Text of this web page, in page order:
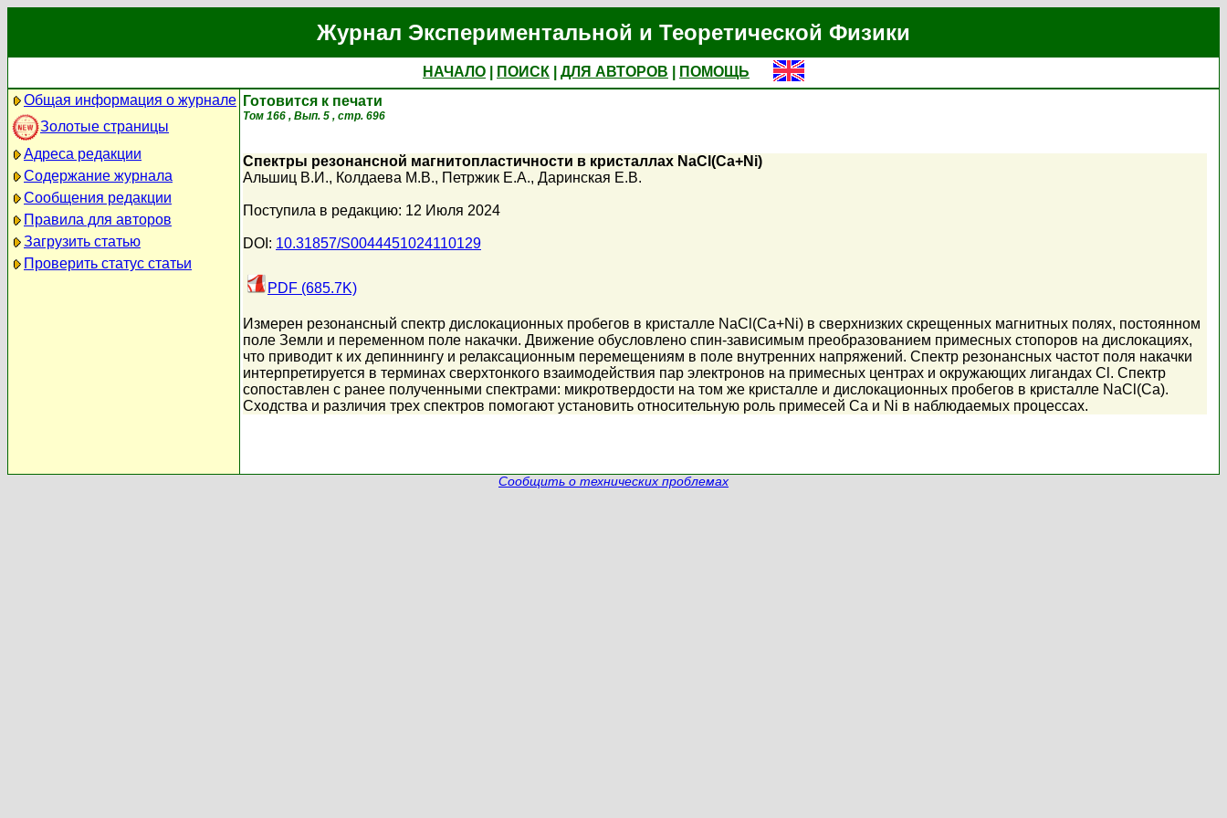
Журнал Экспериментальной и Теоретической Физики
НАЧАЛО ПОИСК ДЛЯ АВТОРОВ
ПОМОЩЬ
Общая информация о журнале
Золотые страницы
Адреса редакции
Содержание журнала
Сообщения редакции
Правила для авторов
Загрузить статью
Проверить статус статьи
Готовится к печати
Том 166 , Вып. 5 , стр. 696
Спектры резонансной магнитопластичности в кристаллах NaCl(Ca+Ni)
Альшиц В.И., Колдаева М.В., Петржик Е.А., Даринская Е.В.
Поступила в редакцию: 12 Июля 2024
DOI: 10.31857/S0044451024110129
PDF (685.7K)
Измерен резонансный спектр дислокационных пробегов в кристалле NaCl(Ca+Ni) в сверхнизких скрещенных магнитных полях, постоянном
поле Земли и переменном поле накачки. Движение обусловлено спин-зависимым преобразованием примесных стопоров на дислокациях,
что приводит к их депиннингу и релаксационным перемещениям в поле внутренних напряжений. Спектр резонансных частот поля накачки
интерпретируется в терминах сверхтонкого взаимодействия пар электронов на примесных центрах и окружающих лигандах Cl. Спектр
сопоставлен с ранее полученными спектрами: микротвердости на том же кристалле и дислокационных пробегов в кристалле NaCl(Ca).
Сходства и различия трех спектров помогают установить относительную роль примесей Са и Ni в наблюдаемых процессах.
Сообщить о технических проблемах